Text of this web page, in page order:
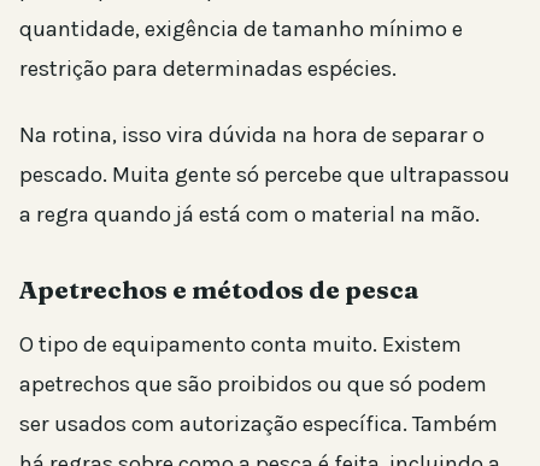
quantidade, exigência de tamanho mínimo e
restrição para determinadas espécies.
Na rotina, isso vira dúvida na hora de separar o
pescado. Muita gente só percebe que ultrapassou
a regra quando já está com o material na mão.
Apetrechos e métodos de pesca
O tipo de equipamento conta muito. Existem
apetrechos que são proibidos ou que só podem
ser usados com autorização específica. Também